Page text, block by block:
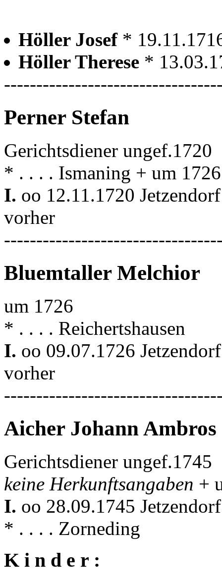
Höller Josef *
Höller Therese *
Perner Stefan
Gerichtsdiener ungef.1720
* . . . . Ismaning + um
I. oo 12.11.1720
vorher
Bluemtaller Melchior
um 1726
* . . . . Reichertshausen
I. oo 09.07.1726
vorher
Aicher Johann Ambros
Gerichtsdiener ungef.1745
keine Herkunftsangaben +
I. oo 28.09.1745
* . . . . Zorneding
K i n d e r :